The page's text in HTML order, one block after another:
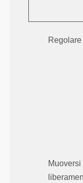
Regolare